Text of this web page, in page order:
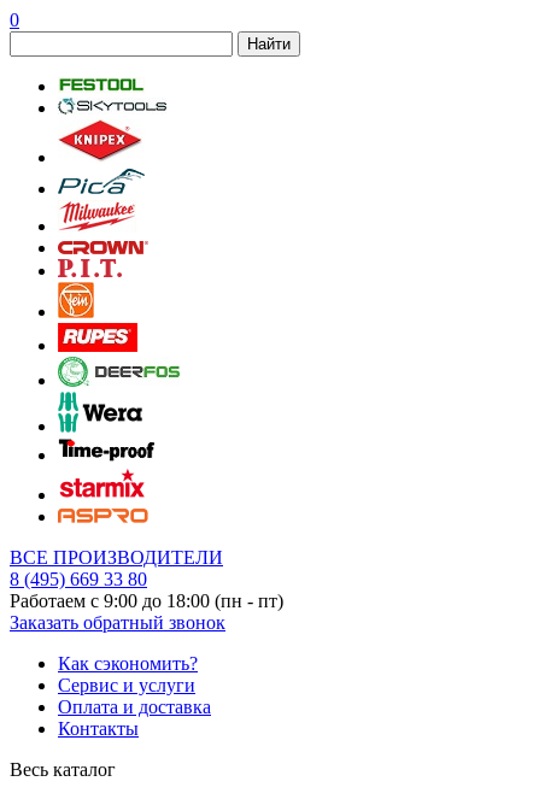
0
Найти
ВСЕ ПРОИЗВОДИТЕЛИ
8 (495) 669 33 80
Работаем с 9:00 до 18:00 (пн - пт)
Заказать обратный звонок
Как сэкономить?
Сервис и услуги
Оплата и доставка
Контакты
Весь каталог